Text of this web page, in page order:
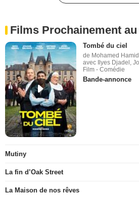
Films Prochainement
Tombé du ciel
de Mohamed
avec Ilyes Djadel,
Film - Comédie
Bande-annonce
Mutiny
La fin d’Oak Street
La Maison de nos rêves